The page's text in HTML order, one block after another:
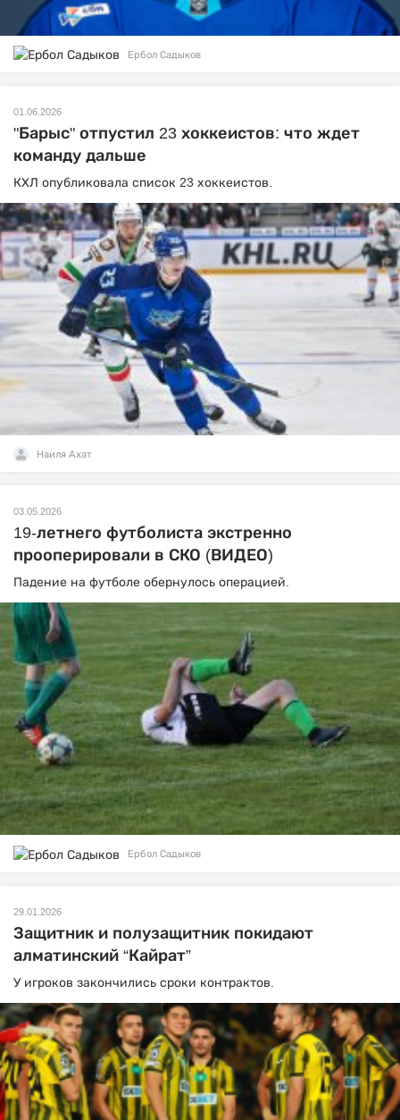
Ербол Садыков
01.06.2026
"Барыс" отпустил 23 хоккеистов: что ждет
команду дальше
КХЛ опубликовала список 23 хоккеистов.
Наиля Ахат
03.05.2026
19-летнего футболиста экстренно
прооперировали в СКО (ВИДЕО)
Падение на футболе обернулось операцией.
Ербол Садыков
29.01.2026
Защитник и полузащитник покидают
алматинский “Кайрат”
У игроков закончились сроки контрактов.